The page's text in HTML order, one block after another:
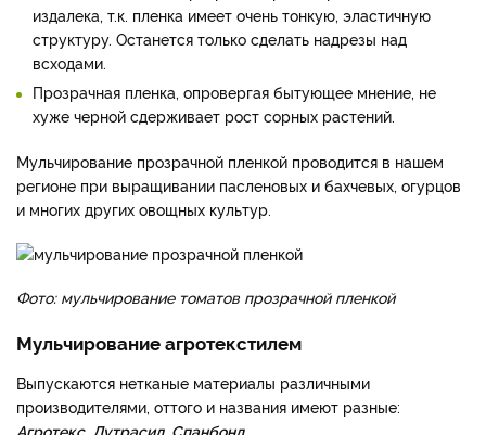
издалека, т.к. пленка имеет очень тонкую, эластичную
структуру. Останется только сделать надрезы над
всходами.
Прозрачная пленка, опровергая бытующее мнение, не
хуже черной сдерживает рост сорных растений.
Мульчирование прозрачной пленкой проводится в нашем
регионе при выращивании пасленовых и бахчевых, огурцов
и многих других овощных культур.
Фото: мульчирование томатов прозрачной пленкой
Мульчирование агротекстилем
Выпускаются нетканые материалы различными
производителями, оттого и названия имеют разные:
Агротекс, Лутрасил, Спанбонд